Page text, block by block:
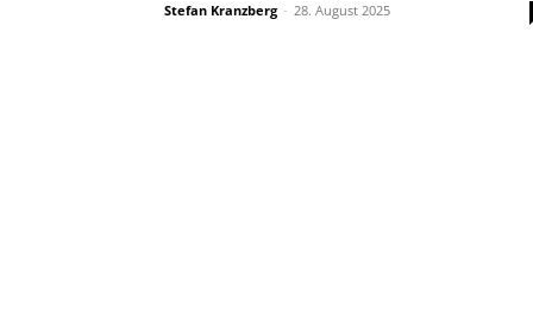
Stefan Kranzberg - 28. August 2025